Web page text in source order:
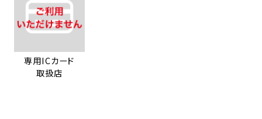
専用ICカード
取扱店